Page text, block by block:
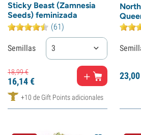
Sticky Beast (Zamnesia
Seeds) feminizada
(61)
Semillas 3
18,99€
16,14€
+10 de Gift Points adicionales
23,00